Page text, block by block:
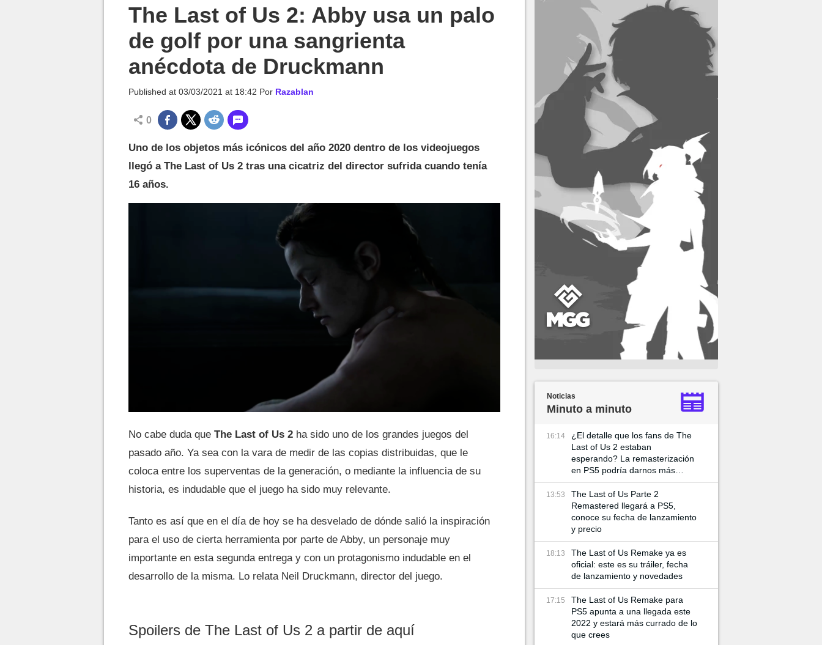
The Last of Us 2: Abby usa un palo
de golf por una sangrienta
anécdota de Druckmann
Published at 03/03/2021 at 18:42 Por Razablan
0
Uno de los objetos más icónicos del año 2020 dentro de los videojuegos
llegó a The Last of Us 2 tras una cicatriz del director sufrida cuando tenía
16 años.
No cabe duda que The Last of Us 2 ha sido uno de los grandes juegos del
pasado año. Ya sea con la vara de medir de las copias distribuidas, que le
coloca entre los superventas de la generación, o mediante la influencia de su
historia, es indudable que el juego ha sido muy relevante.
Tanto es así que en el día de hoy se ha desvelado de dónde salió la inspiración
para el uso de cierta herramienta por parte de Abby, un personaje muy
importante en esta segunda entrega y con un protagonismo indudable en el
desarrollo de la misma. Lo relata Neil Druckmann, director del juego.
Spoilers de The Last of Us 2 a partir de aquí
Noticias
Minuto a minuto
16:14
¿El detalle que los fans de The
Last of Us 2 estaban
esperando? La remasterización
en PS5 podría darnos más
detalles sobre Ellie
13:53
The Last of Us Parte 2
Remastered llegará a PS5,
conoce su fecha de lanzamiento
y precio
18:13
The Last of Us Remake ya es
oficial: este es su tráiler, fecha
de lanzamiento y novedades
17:15
The Last of Us Remake para
PS5 apunta a una llegada este
2022 y estará más currado de lo
que crees